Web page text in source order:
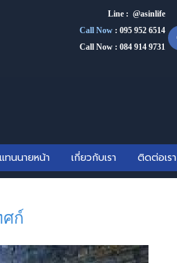
Line : @asinlife
Call Now : 095 952 6514
Call Now : 084 914 9731
ทนนายหน้า เกี่ยวกับเรา ติดต่อเรา
ก์